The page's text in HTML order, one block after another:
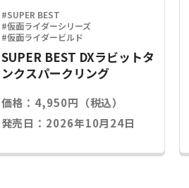
#SUPER BEST
#仮面ライダーシリーズ
#仮面ライダービルド
SUPER BEST DXラビットタ
ンクスパークリング
価格：4,950円（税込）
発売日：2026年10月24日